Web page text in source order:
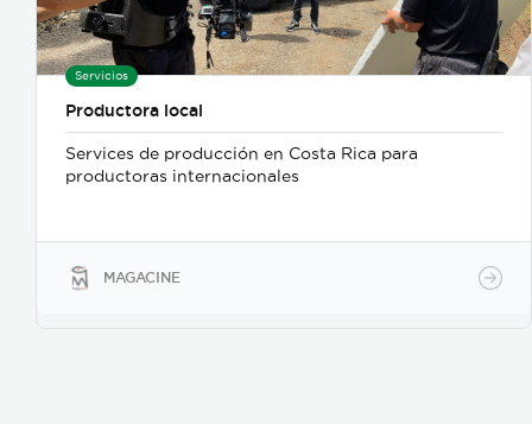
Servicios
Productora local
Services de producción en Costa Rica para
productoras internacionales
MAGACINE